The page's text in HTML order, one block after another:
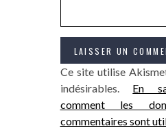
Ce site utilise
indésirables. En
comment les
commentaires sont